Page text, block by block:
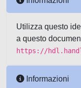
Utilizza questo
a questo
https://
Informazioni